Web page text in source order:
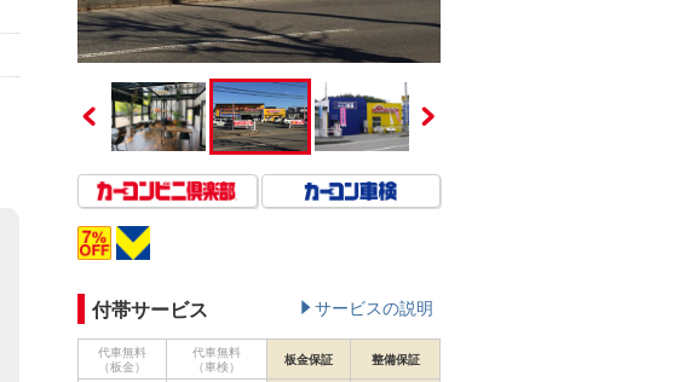
付帯サービス サービスの説明
代車無料
（板金）
代車無料
（車検）
板金保証 整備保証